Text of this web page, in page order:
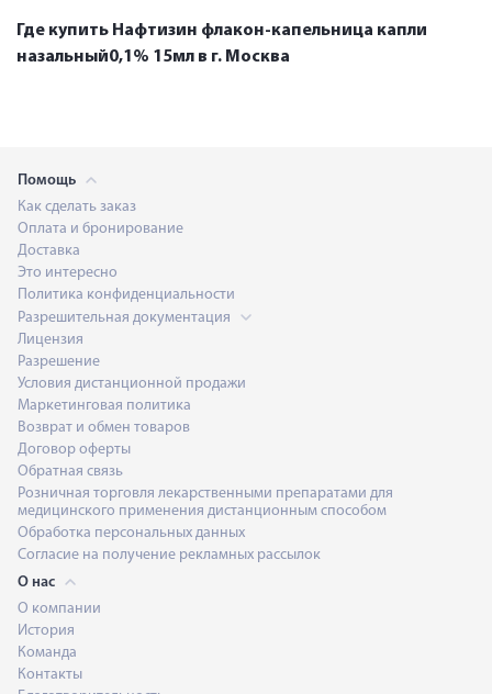
Где купить Нафтизин флакон-капельница капли
назальный0,1% 15мл в г. Москва
Помощь
Как сделать заказ
Оплата и бронирование
Доставка
Это интересно
Политика конфиденциальности
Разрешительная документация
Лицензия
Разрешение
Условия дистанционной продажи
Маркетинговая политика
Возврат и обмен товаров
Договор оферты
Обратная связь
Розничная торговля лекарственными препаратами для
медицинского применения дистанционным способом
Обработка персональных данных
Согласие на получение рекламных рассылок
О нас
О компании
История
Команда
Контакты